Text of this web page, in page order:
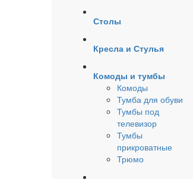
Столы
Кресла и Стулья
Комоды и тумбы
Комоды
Тумба для обуви
Тумбы под
телевизор
Тумбы
прикроватные
Трюмо